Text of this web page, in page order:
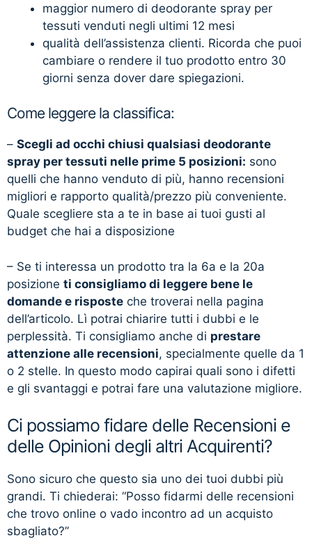
maggior numero di deodorante spray per
tessuti venduti negli ultimi 12 mesi
qualità dell’assistenza clienti. Ricorda che puoi
cambiare o rendere il tuo prodotto entro 30
giorni senza dover dare spiegazioni.
Come leggere la classifica:
– Scegli ad occhi chiusi qualsiasi deodorante
spray per tessuti nelle prime 5 posizioni: sono
quelli che hanno venduto di più, hanno recensioni
migliori e rapporto qualità/prezzo più conveniente.
Quale scegliere sta a te in base ai tuoi gusti al
budget che hai a disposizione
– Se ti interessa un prodotto tra la 6a e la 20a
posizione ti consigliamo di leggere bene le
domande e risposte che troverai nella pagina
dell’articolo. Lì potrai chiarire tutti i dubbi e le
perplessità. Ti consigliamo anche di prestare
attenzione alle recensioni, specialmente quelle da 1
o 2 stelle. In questo modo capirai quali sono i difetti
e gli svantaggi e potrai fare una valutazione migliore.
Ci possiamo fidare delle Recensioni e
delle Opinioni degli altri Acquirenti?
Sono sicuro che questo sia uno dei tuoi dubbi più
grandi. Ti chiederai: “Posso fidarmi delle recensioni
che trovo online o vado incontro ad un acquisto
sbagliato?”